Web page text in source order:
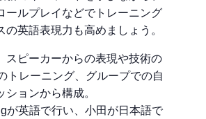
ールプレイなどでトレーニング
の英語表現力も高めましょう。
スピーカーからの表現や技術の
トレーニング、グループでの自
ションから構成。
が英語で行い、小田が日本語で